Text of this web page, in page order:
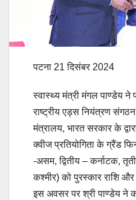
पटना 21 दिसंबर 2024
स्वास्थ्य मंत्री मंगल पाण्डेय ने
राष्ट्रीय एड्स नियंत्रण
मंत्रालय, भारत सरकार के
क्वीज प्रतियोगिता के ग्रैंड
-असम, द्वितीय – कर्नाटक,
कश्मीर) को पुरस्कार राशि
इस अवसर पर श्री पाण्डेय ने